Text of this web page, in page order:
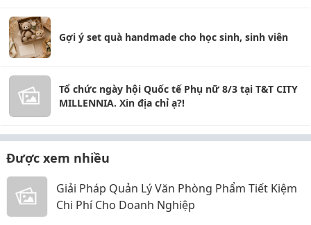
Gợi ý set quà handmade cho học sinh, sinh viên
Tổ chức ngày hội Quốc tế Phụ nữ 8/3 tại T&T CITY
MILLENNIA. Xin địa chỉ ạ?!
Được xem nhiều
Giải Pháp Quản Lý Văn Phòng Phẩm Tiết Kiệm
Chi Phí Cho Doanh Nghiệp